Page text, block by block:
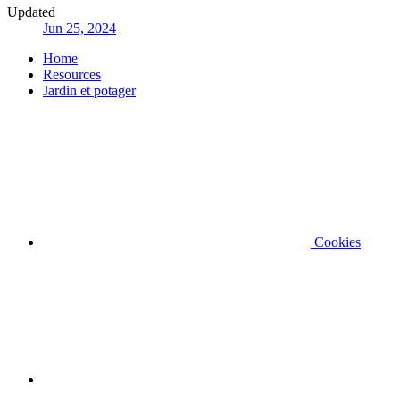
Updated
Jun 25, 2024
Home
Resources
Jardin et potager
Cookies